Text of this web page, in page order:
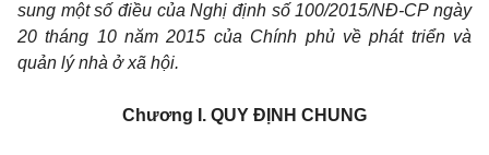
sung một số điều của Nghị định số 100/2015/NĐ-CP ngày
20 tháng 10 năm 2015 của Chính phủ về phát triển và
quản lý nhà ở xã hội.
Chương I. QUY ĐỊNH CHUNG